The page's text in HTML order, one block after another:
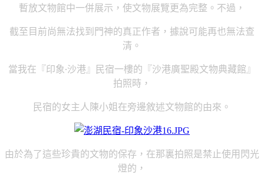
暫放文物館中一併展示，使文物展覽更為完整。不過，
截至目前尚無法找到門神的真正作者，據說可能再也無法查
清。
當我在『印象‧沙港』民宿一樓的『沙港廣聖殿文物典藏館』
拍照時，
民宿的女主人陳小姐在旁邊敘述文物館的由來。
由於為了這些珍貴的文物的保存，在那裏拍照是禁止使用閃光
燈的，